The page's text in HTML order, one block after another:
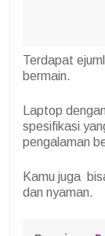
Terdapat
bermain.
Laptop
spesifikasi
pengalaman
Kamu juga
dan nyaman.